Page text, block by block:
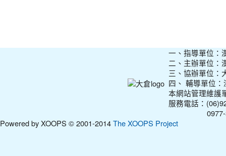
一、指導單位：
二、主辦單位：
三、協辦單位：
四、 輔導單位
本網站管理維護
服務電話：
0977-
Powered by XOOPS © 2001-2014The XOOPS Project